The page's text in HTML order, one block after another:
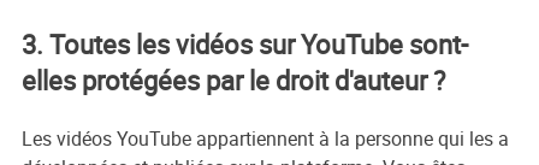
3. Toutes les vidéos sur YouTube sont-
elles protégées par le droit d'auteur ?
Les vidéos YouTube appartiennent à la personne qui les a